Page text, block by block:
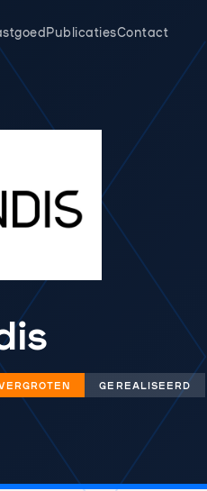
PublicatiesContact
GEREALISEERD